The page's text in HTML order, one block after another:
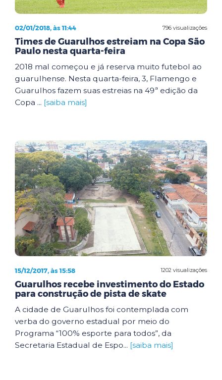
796 visualizações
02/01/2018, às 11:44
Times de Guarulhos estreiam na Copa São
Paulo nesta quarta-feira
2018 mal começou e já reserva muito futebol ao
guarulhense. Nesta quarta-feira, 3, Flamengo e
Guarulhos fazem suas estreias na 49ª edição da
Copa ... [saiba mais]
1202 visualizações
15/12/2017, às 15:58
Guarulhos recebe investimento do Estado
para construção de pista de skate
A cidade de Guarulhos foi contemplada com
verba do governo estadual por meio do
Programa “100% esporte para todos”, da
Secretaria Estadual de Espo... [saiba mais]